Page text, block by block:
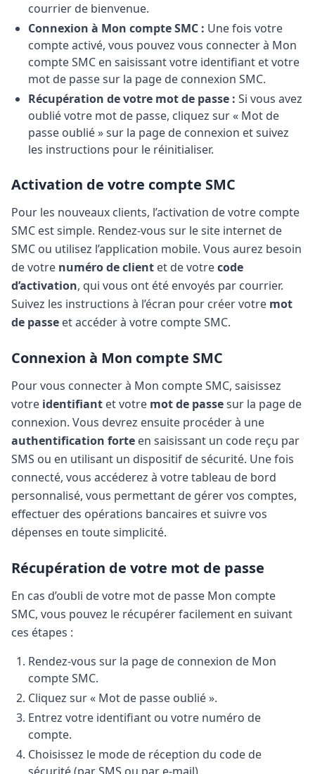
courrier de bienvenue.
Connexion à Mon compte SMC : Une fois votre
compte activé, vous pouvez vous connecter à Mon
compte SMC en saisissant votre identifiant et votre
mot de passe sur la page de connexion SMC.
Récupération de votre mot de passe : Si vous avez
oublié votre mot de passe, cliquez sur « Mot de
passe oublié » sur la page de connexion et suivez
les instructions pour le réinitialiser.
Activation de votre compte SMC
Pour les nouveaux clients, l’activation de votre compte
SMC est simple. Rendez-vous sur le site internet de
SMC ou utilisez l’application mobile. Vous aurez besoin
de votre numéro de client et de votrecode
d’activation, qui vous ont été envoyés par courrier.
Suivez les instructions à l’écran pour créer votre mot
de passe et accéder à votre compte SMC.
Connexion à Mon compte SMC
Pour vous connecter à Mon compte SMC, saisissez
votre identifiant et votre mot de passesur la page de
connexion. Vous devrez ensuite procéder à une
authentification forte en saisissant un code reçu par
SMS ou en utilisant un dispositif de sécurité. Une fois
connecté, vous accéderez à votre tableau de bord
personnalisé, vous permettant de gérer vos comptes,
effectuer des opérations bancaires et suivre vos
dépenses en toute simplicité.
Récupération de votre mot de passe
En cas d’oubli de votre mot de passe Mon compte
SMC, vous pouvez le récupérer facilement en suivant
ces étapes :
Rendez-vous sur la page de connexion de Mon
compte SMC.
Cliquez sur « Mot de passe oublié ».
Entrez votre identifiant ou votre numéro de
compte.
Choisissez le mode de réception du code de